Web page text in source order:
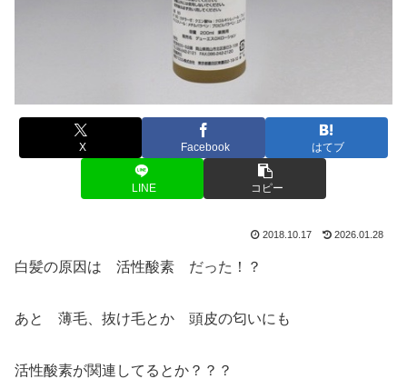
X Facebook はてブ
LINE コピー
2018.10.17 2026.01.28
白髪の原因は 活性酸素 だった！？
あと 薄毛、抜け毛とか 頭皮の匂いにも
活性酸素が関連してるとか？？？